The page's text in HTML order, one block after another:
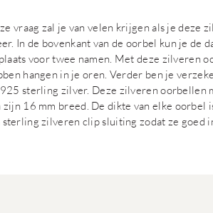
vraag zal je van velen krijgen als je deze
In de bovenkant van de oorbel kun je de
voor twee namen. Met deze zilveren
hangen in je oren. Verder ben je
sterling zilver. Deze zilveren oorbellen
16 mm breed. De dikte van elke oorbel
zilveren clip sluiting zodat ze goed